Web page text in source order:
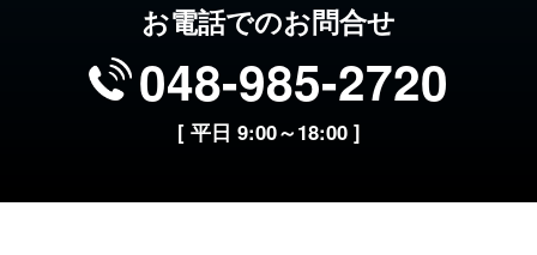
お電話でのお問合せ
048-985-2720
[ 平日 9:00～18:00 ]